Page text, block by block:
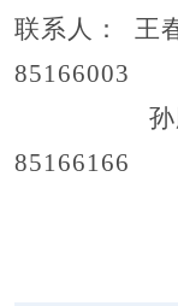
联系人： 王
85166003
85166166